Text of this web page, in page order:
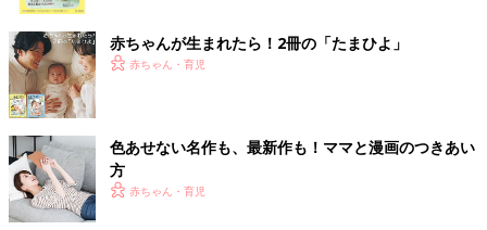
出典：Instagramアカウント「mchan_o3o」
mchan_o3oさんはディズニーショップでお子さん用に小さな食
器を購入。セールで少し安く買えたそうです。かわいい食器がお
得に買えるのはうれしいですね。ミッキーの形もかわいい！離乳
赤ちゃんが生まれたら！2冊の「たまひよ」
赤ちゃん・育児
色あせない名作も、最新作も！ママと漫画のつきあい
方
赤ちゃん・育児